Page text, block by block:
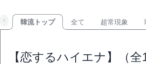
韓流トップ 全て 超常現象
【恋するハイエナ】（全